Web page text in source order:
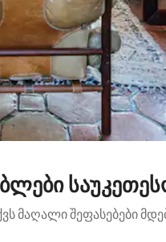
მაღალი შეფასებები